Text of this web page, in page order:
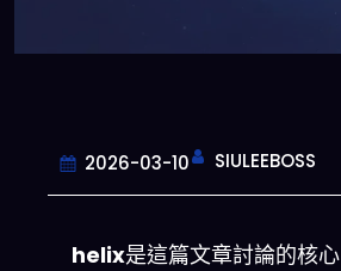
2026-03-10 SIULEEBOSS
helix是這篇文章討論的核心